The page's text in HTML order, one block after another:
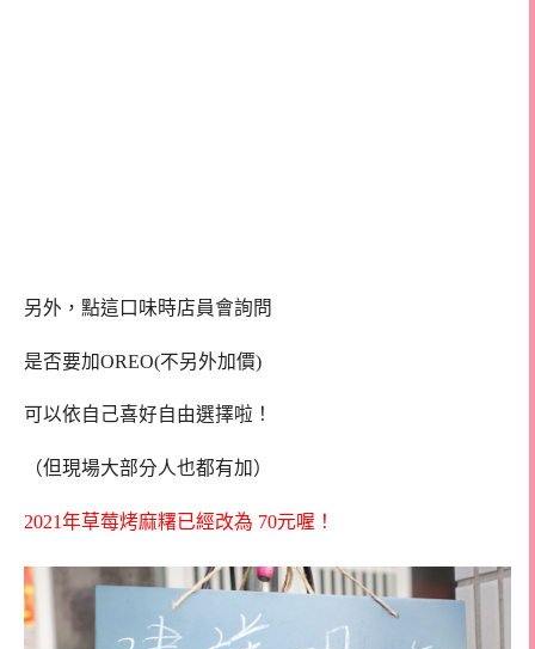
另外，點這口味時店員會詢問
是否要加OREO(不另外加價)
可以依自己喜好自由選擇啦！
（但現場大部分人也都有加）
2021年草莓烤麻糬已經改為 70元喔！